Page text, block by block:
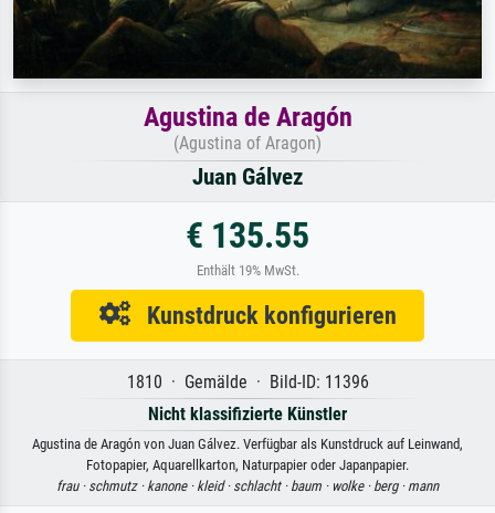
Agustina de Aragón
(Agustina of Aragon)
Juan Gálvez
€ 135.55
Enthält 19% MwSt.
Kunstdruck konfigurieren
1810 · Gemälde · Bild-ID: 11396
Nicht klassifizierte Künstler
Agustina de Aragón von Juan Gálvez. Verfügbar als Kunstdruck auf Leinwand,
Fotopapier, Aquarellkarton, Naturpapier oder Japanpapier.
frau · schmutz · kanone · kleid · schlacht · baum · wolke · berg · mann